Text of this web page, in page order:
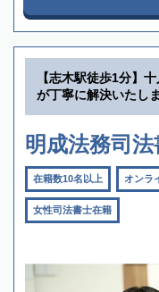
【志木駅徒歩1分】
が丁寧に解決いたし
明成法務司
在籍数10名以上 オンラ
女性司法書士在籍